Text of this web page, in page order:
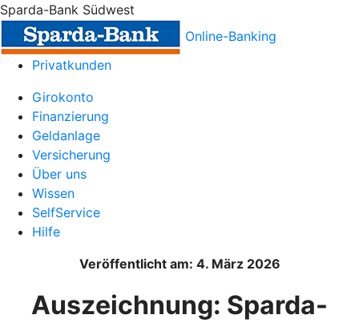
Sparda-Bank Südwest
Online-Banking
Privatkunden
Girokonto
Finanzierung
Geldanlage
Versicherung
Über uns
Wissen
SelfService
Hilfe
Veröffentlicht am: 4. März 2026
Auszeichnung: Sparda-